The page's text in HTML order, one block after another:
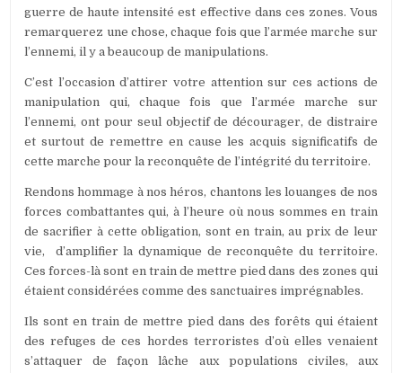
guerre de haute intensité est effective dans ces zones. Vous
remarquerez une chose, chaque fois que l’armée marche sur
l’ennemi, il y a beaucoup de manipulations.
C’est l’occasion d’attirer votre attention sur ces actions de
manipulation qui, chaque fois que l’armée marche sur
l’ennemi, ont pour seul objectif de décourager, de distraire
et surtout de remettre en cause les acquis significatifs de
cette marche pour la reconquête de l’intégrité du territoire.
Rendons hommage à nos héros, chantons les louanges de nos
forces combattantes qui, à l’heure où nous sommes en train
de sacrifier à cette obligation, sont en train, au prix de leur
vie, d’amplifier la dynamique de reconquête du territoire.
Ces forces-là sont en train de mettre pied dans des zones qui
étaient considérées comme des sanctuaires imprégnables.
Ils sont en train de mettre pied dans des forêts qui étaient
des refuges de ces hordes terroristes d’où elles venaient
s’attaquer de façon lâche aux populations civiles, aux